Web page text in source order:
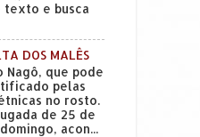
e busca
DOS MALÊS
Nagô, que pode
pelas
no rosto.
de 25 de
acon...